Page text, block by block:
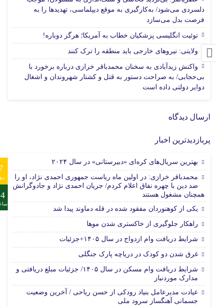
دلسردی می‌شود/ به‌کارگیری به موقع دیپلماسی، تهدیدها را به
فرصت بدل می‌سازد
توئیت انگلیسی پزشکیان خطاب به آمریکا؛ هرگز دوباره!
ولایتی: نیروهای خارجی باید منطقه را ترک کنند
واکنش زیدآبادی به سخنان محمدباقر خرازی درباره برخورد با
بی‌حجابی/ به صراحت دستور به قتل و کشتار شهروندان و اشغال
دوایر دولتی داده است
ارسال دیدگاه
پربازدیدترین اخبار
بهترین سریال‌های کره‌ای «دبیرستانی» در سال ۲۰۲۴
محمدباقر خرازی: در اولین ماه ریاست جمهوری احمدی نژاد، او را
ضد دین با چهره نفاق اعلام کردم/ جریان احمدی نژاد و جادوگرانش
همچنان مشغول هستند
یکی از کوهنوردان مفقود شده در قله دماوند پیدا شد
راهکار جلوگیری از خاکستری شدن موها
شرایط دریافت وام ازدواج در سال ۱۴۰۵+جزئیات
غرق شدن دو کودک در دریاچه پارک جنگلی
شرایط دریافت وام مسکن در سال ۱۴۰۵/ جزئیات مبلغ دریافتی و
مدارک موردنیاز
عیادت مدیرعامل بنیاد رودکی از حسن ریاحی / آخرین وضعیت
جسمانی آهنگساز سرود ملی